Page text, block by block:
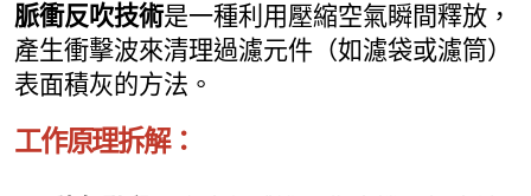
脈衝反吹技術是一種利用壓縮空氣瞬間釋放，
產生衝擊波來清理過濾元件（如濾袋或濾筒）
表面積灰的方法。
工作原理拆解：